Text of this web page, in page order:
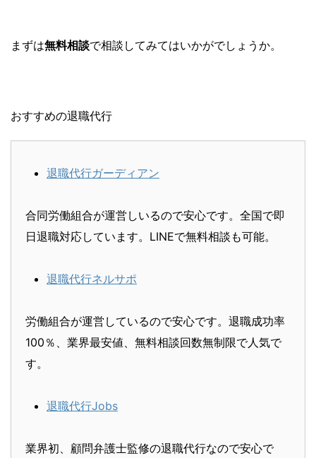
まずは無料相談で相談してみてはいかがでしょうか。
おすすめの退職代行
退職代行ガーディアン
合同労働組合が運営しいるので安心です。全国で即
日退職対応しています。LINEで無料相談も可能。
退職代行ネルサポ
労働組合が運営しているので安心です。退職成功率
100％、業界最安値、無料相談回数無制限で人気で
す。
退職代行Jobs
業界初、顧問弁護士監修の退職代行なので安心で